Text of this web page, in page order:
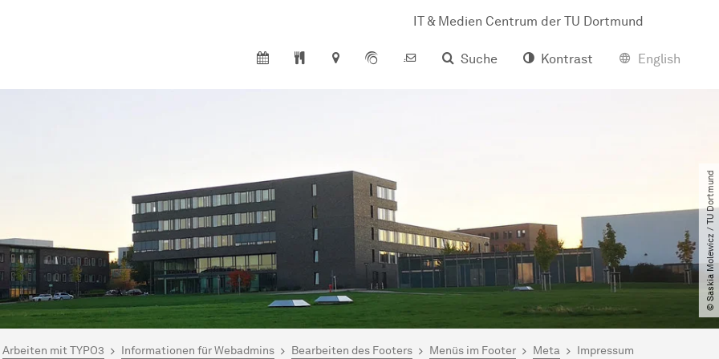
IT & Medien Centrum der TU Dortmund
Suche
Kontrast English
© Saskia Molewicz ​/​ TU Dortmund
hier:
und Dokumentation
Arbeiten mit TYPO3 Informationen für Webadmins Bearbeiten des Footers Menüs im Footer Meta Impressum